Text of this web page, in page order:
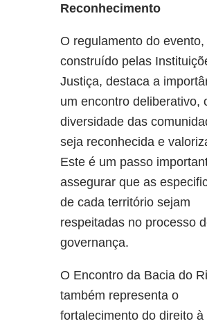
Reconhecimento
O regulamento do evento,
construído pelas
Justiça, destaca a
um encontro deliberativo,
diversidade das
seja reconhecida e
Este é um passo
assegurar que as
de cada território sejam
respeitadas no processo
governança.
O Encontro da Bacia do
também representa o
fortalecimento do direito à